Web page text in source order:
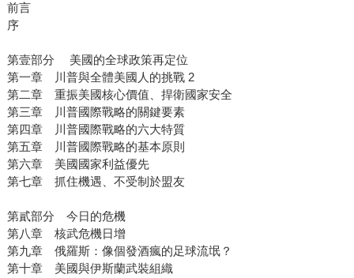
前言
序
第壹部分 美國的全球政策再定位
第一章 川普與全體美國人的挑戰 2
第二章 重振美國核心價值、捍衛國家安全
第三章 川普國際戰略的關鍵要素
第四章 川普國際戰略的六大特質
第五章 川普國際戰略的基本原則
第六章 美國國家利益優先
第七章 抓住機遇、不受制於盟友
第貳部分 今日的危機
第八章 核武危機日增
第九章 俄羅斯：像個發酒瘋的足球流氓？
第十章 美國與伊斯蘭武裝組織